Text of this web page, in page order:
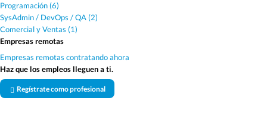
Programación (6)
SysAdmin / DevOps / QA (2)
Comercial y Ventas (1)
Empresas remotas
Empresas remotas contratando ahora
Haz que los empleos lleguen a ti.
Regístrate como profesional